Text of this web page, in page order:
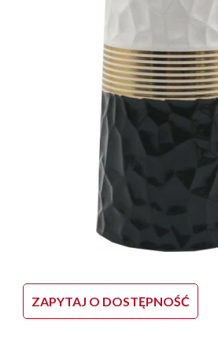
ZAPYTAJ O DOSTĘPNOŚĆ